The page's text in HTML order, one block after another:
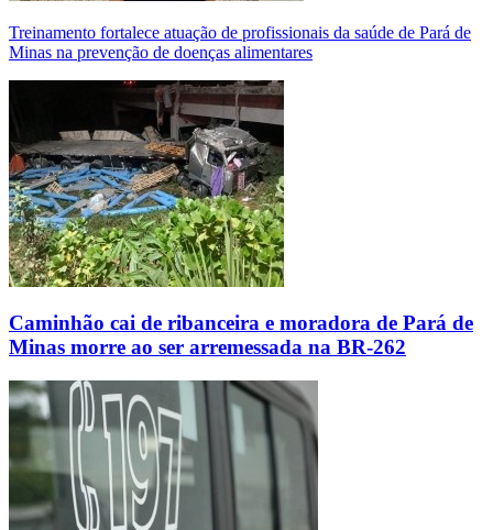
Treinamento fortalece atuação de profissionais da saúde de Pará de
Minas na prevenção de doenças alimentares
Caminhão cai de ribanceira e moradora de Pará de
Minas morre ao ser arremessada na BR-262